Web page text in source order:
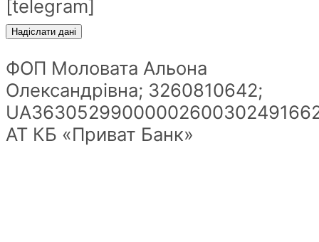
[telegram]
ФОП Моловата Альона
Олександрівна; 3260810642;
АТ КБ «Приват Банк»